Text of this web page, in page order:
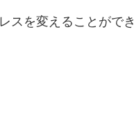
スを変えることがで